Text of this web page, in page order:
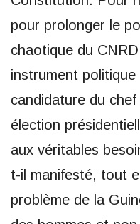
pour prolonger le
chaotique du
instrument
candidature du
élection
aux véritables
t-il manifesté, tout
problème de la